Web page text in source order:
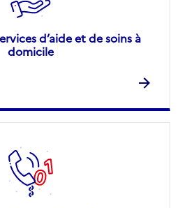
d’aide et de soins à
domicile